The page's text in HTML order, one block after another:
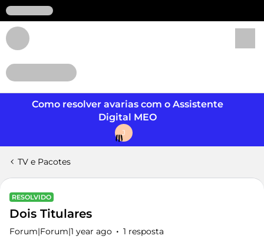
Como resolver avarias com o Assistente
Digital MEO
J
TV e Pacotes
RESOLVIDO
Dois Titulares
Forum|Forum|1 year ago 1 resposta